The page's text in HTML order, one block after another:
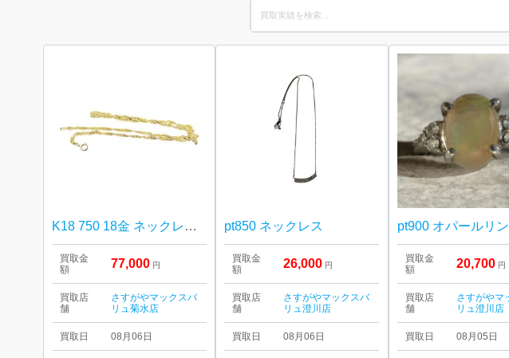
Search
for:
K18 750 18金 ネックレス 札幌市 白石区 菊水
買取金
額
77,000 円
買取店
舗
さすがやマックスバ
リュ菊水店
買取日 08月06日
pt850 ネックレス
買取金
額
26,000 円
買取店
舗
さすがやマックスバ
リュ澄川店
買取日 08月06日
pt900 オパールリ
買取金
額
20,700 円
買取店
舗
さすがやマ
リュ澄川店
買取日 08月05日